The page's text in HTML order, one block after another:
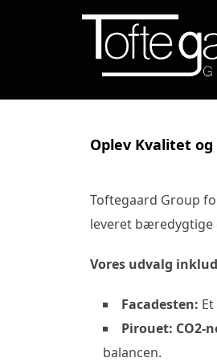
Oplev Kvalitet
Toftegaard Group
leveret
Vores udvalg
Facadesten:
Pirouet: CO2-
balancen.